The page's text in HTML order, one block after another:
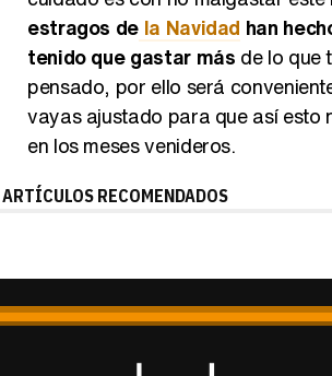
estragos de la Navidad han
tenido que gastar más de lo que
pensado, por ello será
vayas ajustado para que así esto
en los meses venideros.
ARTÍCULOS RECOMENDADOS